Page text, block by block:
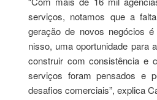
serviços, notamos que a
geração de novos negócios
nisso, uma oportunidade para
construir com consistência e
serviços foram pensados e
desafios comerciais”, explica